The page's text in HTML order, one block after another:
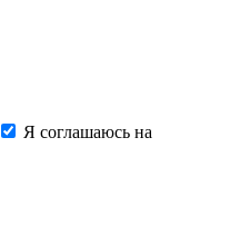
Я соглашаюсь на